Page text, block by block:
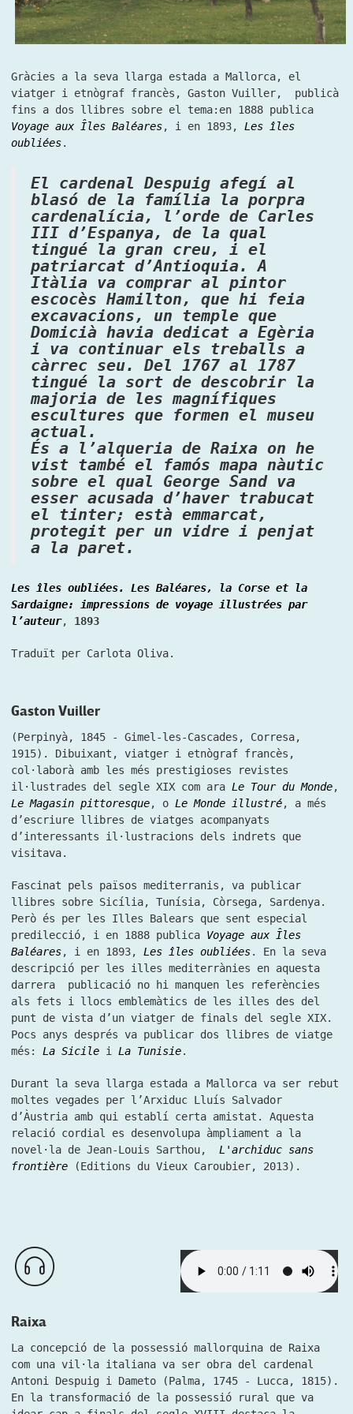
Gràcies a la seva llarga estada a Mallorca, el
viatger i etnògraf francès, Gaston Vuiller, publicà
fins a dos llibres sobre el tema:en 1888 publica
Voyage aux Îles Baléares, i en 1893, Les îles
oubliées.
El cardenal Despuig afegí al
blasó de la família la porpra
cardenalícia, l’orde de Carles
III d’Espanya, de la qual
tingué la gran creu, i el
patriarcat d’Antioquia. A
Itàlia va comprar al pintor
escocès Hamilton, que hi feia
excavacions, un temple que
Domicià havia dedicat a Egèria
i va continuar els treballs a
càrrec seu. Del 1767 al 1787
tingué la sort de descobrir la
majoria de les magnífiques
escultures que formen el museu
actual.
És a l’alqueria de Raixa on he
vist també el famós mapa nàutic
sobre el qual George Sand va
esser acusada d’haver trabucat
el tinter; està emmarcat,
protegit per un vidre i penjat
a la paret.
Les îles oubliées. Les Baléares, la Corse et la
Sardaigne: impressions de voyage illustrées par
l’auteur, 1893
Traduït per Carlota Oliva.
Gaston Vuiller
(Perpinyà, 1845 - Gimel-les-Cascades, Corresa,
1915). Dibuixant, viatger i etnògraf francès,
col·laborà amb les més prestigioses revistes
il·lustrades del segle XIX com ara Le Tour du Monde,
Le Magasin pittoresque, o Le Monde illustré, a més
d’escriure llibres de viatges acompanyats
d’interessants il·lustracions dels indrets que
visitava.
Fascinat pels països mediterranis, va publicar
llibres sobre Sicília, Tunísia, Còrsega, Sardenya.
Però és per les Illes Balears que sent especial
predilecció, i en 1888 publica Voyage aux Îles
Baléares, i en 1893, Les îles oubliées.
En la seva
descripció per les illes mediterrànies en aquesta
darrera publicació no hi manquen les referències
als fets i llocs emblemàtics de les illes des del
punt de vista d’un viatger de finals del segle XIX.
Pocs anys després va publicar dos llibres de viatge
més: La Sicilei La Tunisie.
Durant la seva llarga estada a Mallorca va ser rebut
moltes vegades per l’Arxiduc Lluís Salvador
d’Àustria amb qui establí certa amistat. Aquesta
relació cordial es desenvolupa àmpliament a la
novel·la de Jean-Louis Sarthou, L'archiduc sans
frontière(Editions du Vieux Caroubier, 2013).
Raixa
La concepció de la possessió mallorquina de Raixa
com una vil·la italiana va ser obra del cardenal
Antoni Despuig i Dameto (Palma, 1745 - Lucca, 1815).
En la transformació de la possessió rural que va